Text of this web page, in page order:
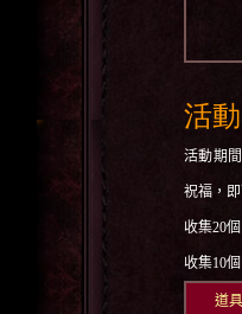
活動
活動期
祝福，
收集20
收集10
道